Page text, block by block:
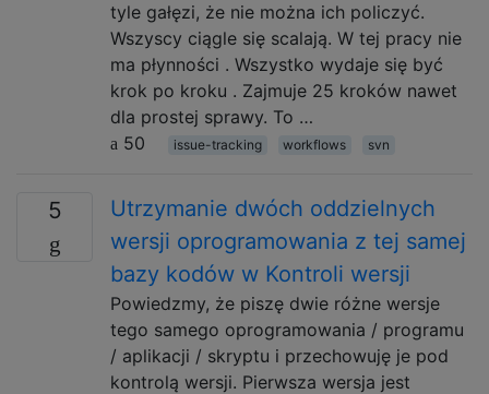
tyle gałęzi, że nie można ich policzyć.
Wszyscy ciągle się scalają. W tej pracy nie
ma płynności . Wszystko wydaje się być
krok po kroku . Zajmuje 25 kroków nawet
dla prostej sprawy. To …
50
issue-tracking workflows svn
5
Utrzymanie dwóch oddzielnych
wersji oprogramowania z tej samej
bazy kodów w Kontroli wersji
Powiedzmy, że piszę dwie różne wersje
tego samego oprogramowania / programu
/ aplikacji / skryptu i przechowuję je pod
kontrolą wersji. Pierwsza wersja jest